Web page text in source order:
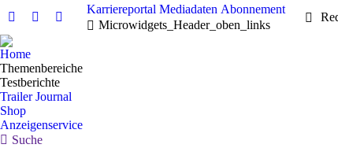
Linkedin
page
opens
in
new
window
Facebook
in
new
X
in
new
Karriereportal Mediadaten Abonnement
Microwidgets_Header_oben_links
Home
Themenbereiche
Testberichte
Trailer Journal
Shop
Anzeigenservice
Search:
Suche